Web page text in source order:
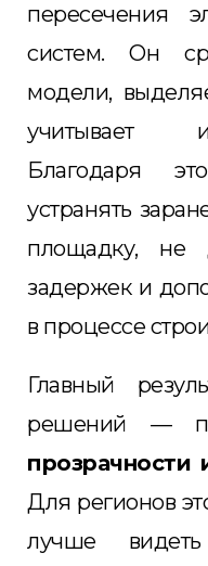
пересечения
систем. Он
модели,
учитывает
Благодаря
устранять
площадку, не
задержек и
в процессе
Главный
решений —
прозрачности
Для регионов
лучше видеть